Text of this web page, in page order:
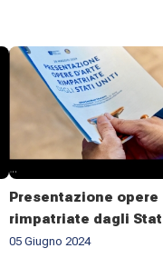
Presentazione
rimpatriate dagli
05 Giugno 2024